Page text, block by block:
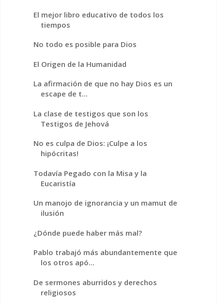
El mejor libro educativo de todos los
tiempos
No todo es posible para Dios
El Origen de la Humanidad
La afirmación de que no hay Dios es un
escape de t...
La clase de testigos que son los
Testigos de Jehová
No es culpa de Dios: ¡Culpe a los
hipócritas!
Todavía Pegado con la Misa y la
Eucaristía
Un manojo de ignorancia y un mamut de
ilusión
¿Dónde puede haber más mal?
Pablo trabajó más abundantemente que
los otros apó...
De sermones aburridos y derechos
religiosos